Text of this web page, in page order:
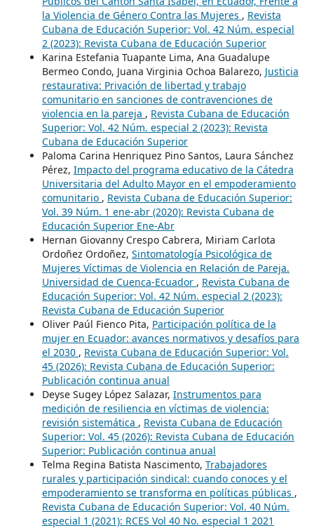
la Violencia de Género Contra las Mujeres , Revista
Cubana de Educación Superior: Vol. 42 Núm. especial
2 (2023): Revista Cubana de Educación Superior
Karina Estefania Tuapante Lima, Ana Guadalupe
Bermeo Condo, Juana Virginia Ochoa Balarezo, Justicia
restaurativa: Privación de libertad y trabajo
comunitario en sanciones de contravenciones de
violencia en la pareja , Revista Cubana de Educación
Superior: Vol. 42 Núm. especial 2 (2023): Revista
Cubana de Educación Superior
Paloma Carina Henriquez Pino Santos, Laura Sánchez
Pérez, Impacto del programa educativo de la Cátedra
Universitaria del Adulto Mayor en el empoderamiento
comunitario , Revista Cubana de Educación Superior:
Vol. 39 Núm. 1 ene-abr (2020): Revista Cubana de
Educación Superior Ene-Abr
Hernan Giovanny Crespo Cabrera, Miriam Carlota
Ordoñez Ordoñez, Sintomatología Psicológica de
Mujeres Víctimas de Violencia en Relación de Pareja.
Universidad de Cuenca-Ecuador , Revista Cubana de
Educación Superior: Vol. 42 Núm. especial 2 (2023):
Revista Cubana de Educación Superior
Oliver Paúl Fienco Pita, Participación política de la
mujer en Ecuador: avances normativos y desafíos para
el 2030 , Revista Cubana de Educación Superior: Vol.
45 (2026): Revista Cubana de Educación Superior:
Publicación continua anual
Deyse Sugey López Salazar, Instrumentos para
medición de resiliencia en víctimas de violencia:
revisión sistemática , Revista Cubana de Educación
Superior: Vol. 45 (2026): Revista Cubana de Educación
Superior: Publicación continua anual
Telma Regina Batista Nascimento, Trabajadores
rurales y participación sindical: cuando conoces y el
empoderamiento se transforma en políticas públicas ,
Revista Cubana de Educación Superior: Vol. 40 Núm.
especial 1 (2021): RCES Vol 40 No. especial 1 2021